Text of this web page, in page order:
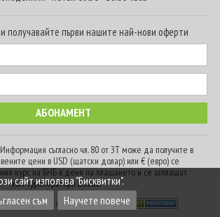
получавайте първи нашите най-нови оферти
съгласно чл. 80 от ЗТ може да получите в
цени в USD (щатски долар) или € (евро) се
курс на БНБ в деня на плащането и се заплащат
към туроператора в лева.
2016. Всички права запазени
сайт използва "Бисквитки".
съм
Научете повече